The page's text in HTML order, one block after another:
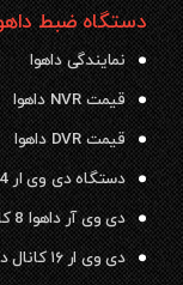
دستگاه ضبط
نمایندگی داهوا
قیمت NVR داهوا
قیمت DVR داهوا
دستگاه دی وی ار 4 کانال داهوا
دی وی آر داهوا 8 کانال
دی وی ار ۱۶ کانال داهوا